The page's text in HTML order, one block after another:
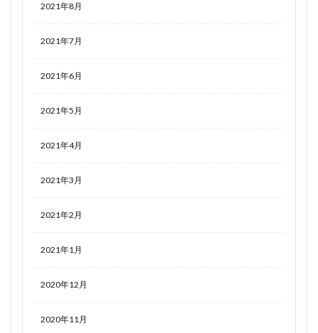
2021年8月
2021年7月
2021年6月
2021年5月
2021年4月
2021年3月
2021年2月
2021年1月
2020年12月
2020年11月